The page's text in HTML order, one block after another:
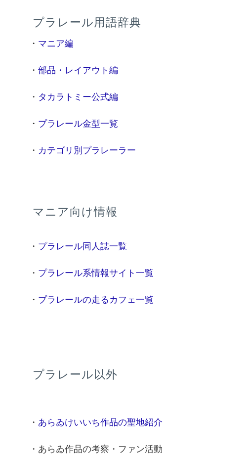
プラレール用語辞典
・ マニア編
・部品・レイアウト編
・ タカラトミー公式編
・ プラレール金型一覧
・ カテゴリ別プラレーラー
マニア向け情報
・ プラレール同人誌一覧
・ プラレール系情報サイト一覧
・ プラレールの走るカフェ一覧
プラレール以外
・ あらゐけいいち作品の聖地紹介
・あらゐ作品の考察・ファン活動